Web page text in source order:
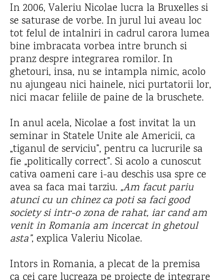
In 2006, Valeriu Nicolae lucra la Bruxelles si
se saturase de vorbe. In jurul lui aveau loc
tot felul de intalniri in cadrul carora lumea
bine imbracata vorbea intre brunch si
pranz despre integrarea romilor. In
ghetouri, insa, nu se intampla nimic, acolo
nu ajungeau nici hainele, nici purtatorii lor,
nici macar feliile de paine de la bruschete.
In anul acela, Nicolae a fost invitat la un
seminar in Statele Unite ale Americii, ca
„tiganul de serviciu”, pentru ca lucrurile sa
fie „politically correct”. Si acolo a cunoscut
cativa oameni care i-au deschis usa spre ce
avea sa faca mai tarziu. „Am facut pariu
atunci cu un chinez ca poti sa faci good
society si intr-o zona de rahat, iar cand am
venit in Romania am incercat in ghetoul
asta”, explica Valeriu Nicolae.
Intors in Romania, a plecat de la premisa